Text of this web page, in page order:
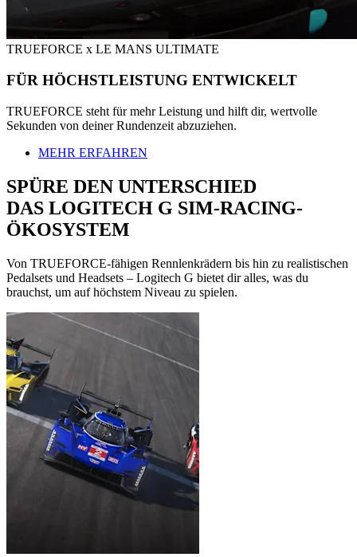
TRUEFORCE x LE MANS ULTIMATE
FÜR HÖCHSTLEISTUNG ENTWICKELT
TRUEFORCE steht für mehr Leistung und hilft dir, wertvolle
Sekunden von deiner Rundenzeit abzuziehen.
MEHR ERFAHREN
SPÜRE DEN UNTERSCHIED
DAS LOGITECH G SIM-RACING-
ÖKOSYSTEM
Von TRUEFORCE-fähigen Rennlenkrädern bis hin zu realistischen
Pedalsets und Headsets – Logitech G bietet dir alles, was du
brauchst, um auf höchstem Niveau zu spielen.